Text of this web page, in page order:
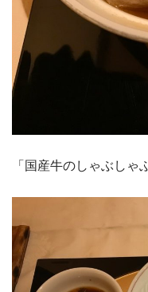
「国産牛のしゃぶしゃ